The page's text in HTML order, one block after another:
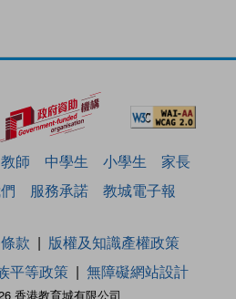
教師 中學生 小學生
家長
服務承諾 教城電子報
香港教育城有限公司
款
版權及知識產權政策
平等政策 無障礙網站設計